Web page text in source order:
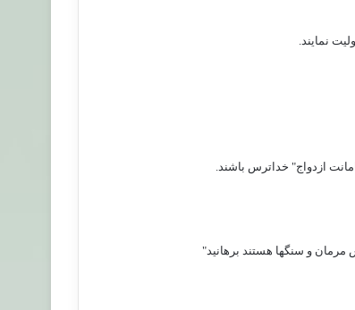
نمایند.
ازدواج" خداترس باشند.
و سنگها هستند برهانید"